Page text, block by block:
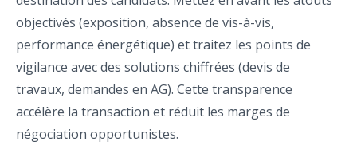
objectivés (exposition, absence de vis-à-vis,
performance énergétique) et traitez les points de
vigilance avec des solutions chiffrées (devis de
travaux, demandes en AG). Cette transparence
accélère la transaction et réduit les marges de
négociation opportunistes.